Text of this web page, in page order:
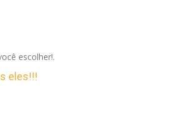
escolher!.
eles!!!